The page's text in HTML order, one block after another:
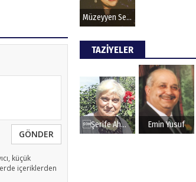
GÖNDER
küçük
içeriklerden
Müzeyyen Senar
TAZİYELER
Şerife Ahmet Emin Yusuf